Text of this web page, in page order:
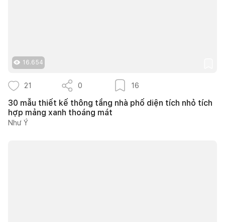
16.654
21 0 16
30 mẫu thiết kế thông tầng nhà phố diện tích nhỏ tích
hợp mảng xanh thoáng mát
Như Ý